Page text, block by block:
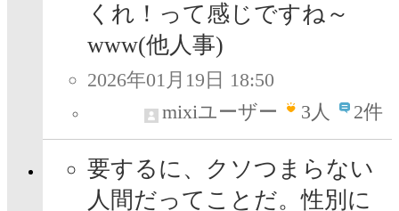
くれ！って感じですね～
www(他人事)
2026年01月19日 18:50
mixiユーザー
3人 2件
要するに、クソつまらない
人間だってことだ。性別に